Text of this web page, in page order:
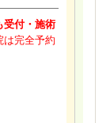
受付・施術
は完全予約